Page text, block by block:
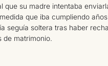
que su madre intentaba
que iba cumpliendo
seguía soltera tras haber
de matrimonio.